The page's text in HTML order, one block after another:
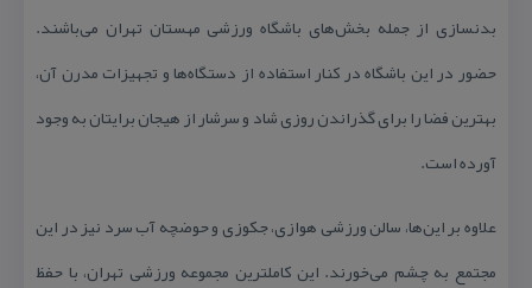
بدنسازی از جمله بخش‌های باشگاه ورزشی مهستان تهران می‌باشند.
حضور در این باشگاه در كنار استفاده از دستگاه‌ها و تجهیزات مدرن آن،
بهترین فضا را برای گذراندن روزی شاد و سرشار از هیجان برایتان به وجود
آورده است.
علاوه بر این‌ها، سالن ورزشی هوازی، جكوزی و حوضچه آب سرد نیز در این
مجتمع به چشم می‌خورند. این كاملترین مجموعه ورزشی تهران، با حفظ